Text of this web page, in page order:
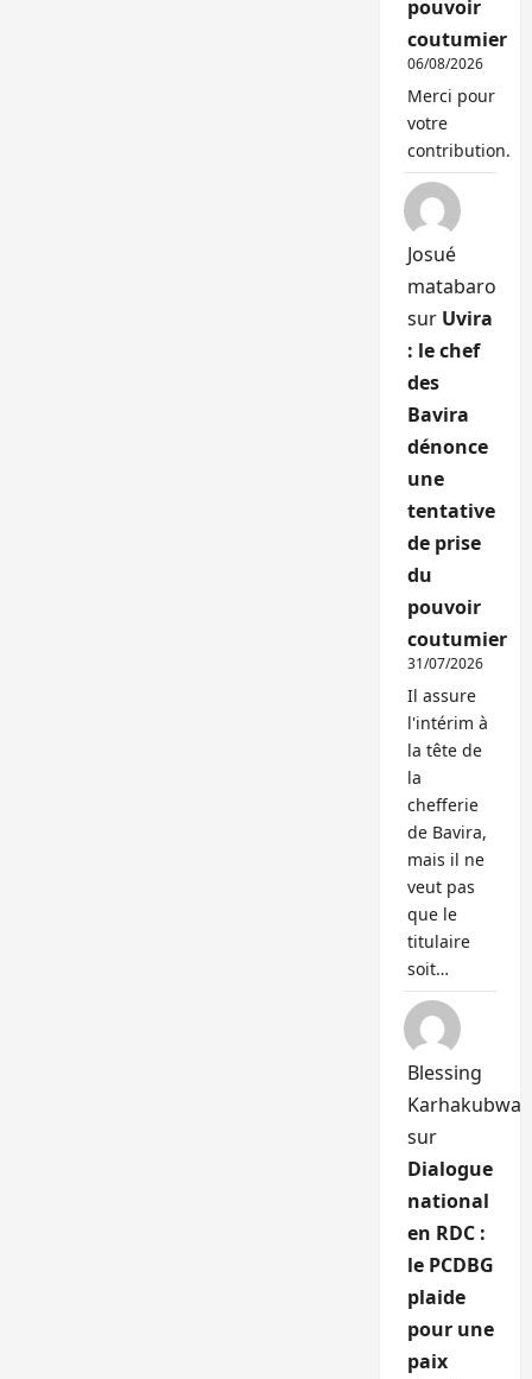
pouvoir
coutumier
06/08/2026
Merci pour
votre
contribution.
Josué
matabaro
sur Uvira
: le chef
des
Bavira
dénonce
une
tentative
de prise
du
pouvoir
coutumier
31/07/2026
Il assure
l'intérim à
la tête de
la
chefferie
de Bavira,
mais il ne
veut pas
que le
titulaire
soit…
Blessing
Karhakubwa
sur
Dialogue
national
en RDC :
le PCDBG
plaide
pour une
paix